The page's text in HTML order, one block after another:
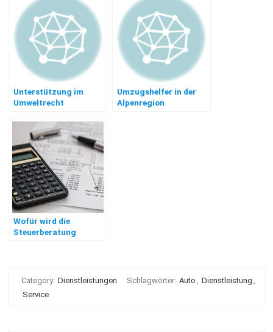
Unterstützung im
Umweltrecht
Umzugshelfer in der
Alpenregion
Wofür wird die
Steuerberatung
Category: Dienstleistungen Schlagwörter: Auto , Dienstleistung ,
Service